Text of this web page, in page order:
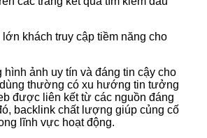
khách truy cập tiềm năng cho
hình ảnh uy tín và đáng tin cậy cho
thường có xu hướng tin tưởng
được liên kết từ các nguồn đáng
backlink chất lượng giúp củng cố
lĩnh vực hoạt động.